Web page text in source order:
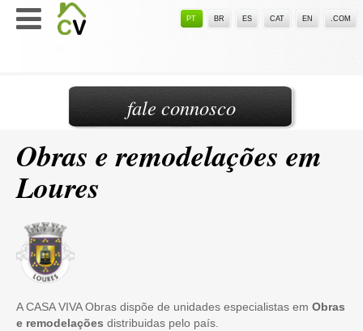
PT BR ES CAT EN .COM
Obras e remodelações em
Loures
A CASA VIVA Obras dispõe de unidades especialistas em Obras
e remodelações distribuidas pelo país.
fale connosco